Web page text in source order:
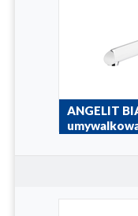
ANGELIT
4729-810-40